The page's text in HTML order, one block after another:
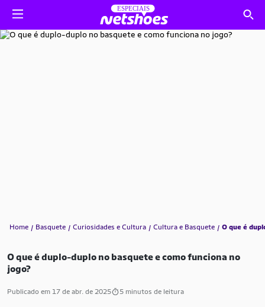
O que é duplo-duplo no basquete e como funciona no
jogo?
Publicado em 17 de abr. de 2025 5 minutos de leitura
Home Basquete Curiosidades e Cultura Cultura e Basquete O que é